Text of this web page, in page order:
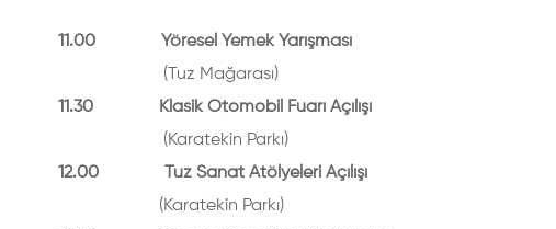
11.00 Yöresel Yemek Yarışması
(Tuz Mağarası)
11.30 Klasik Otomobil Fuarı Açılışı
(Karatekin Parkı)
12.00 Tuz Sanat Atölyeleri Açılışı
(Karatekin Parkı)